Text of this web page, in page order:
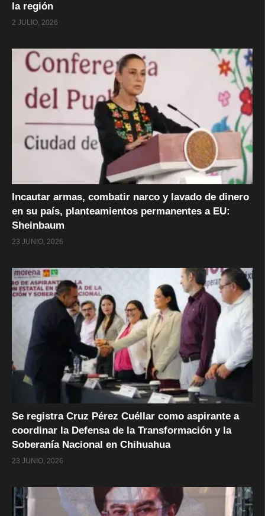
la región
2 JULIO, 2026
Incautar armas, combatir narco y lavado de dinero
en su país, planteamientos permanentes a EU:
Sheinbaum
23 JUNIO, 2026
Se registra Cruz Pérez Cuéllar como aspirante a
coordinar la Defensa de la Transformación y la
Soberanía Nacional en Chihuahua
23 JUNIO, 2026